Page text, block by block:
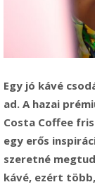
Egy jó kávé
ad. A hazai
Costa Coffee
egy erős
szeretné
kávé, ezért